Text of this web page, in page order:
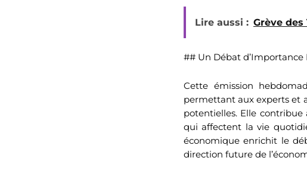
Lire aussi : Grève
## Un Débat d’Importance
Cette émission
permettant aux experts et
potentielles. Elle
qui affectent la vie
économique enrichit le
direction future de